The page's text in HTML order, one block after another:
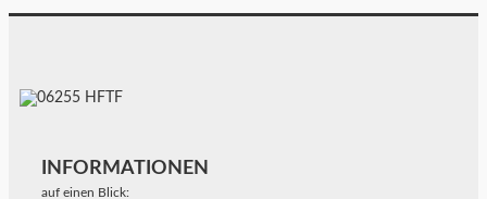
INFORMATIONEN
auf einen Blick: